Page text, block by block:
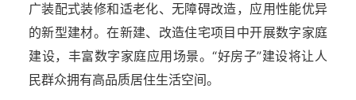
广装配式装修和适老化、无障碍改造，应用性能优异
的新型建材。在新建、改造住宅项目中开展数字家庭
建设，丰富数字家庭应用场景。“好房子”建设将让人
民群众拥有高品质居住生活空间。